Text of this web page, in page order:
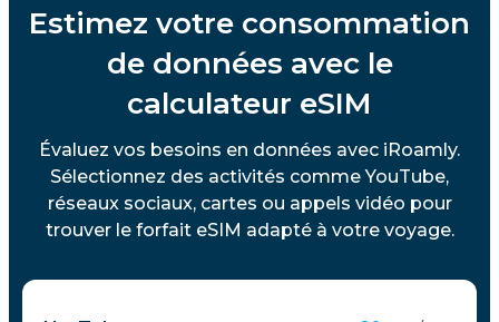
Estimez votre consommation
de données avec le
calculateur eSIM
Évaluez vos besoins en données avec iRoamly.
Sélectionnez des activités comme YouTube,
réseaux sociaux, cartes ou appels vidéo pour
trouver le forfait eSIM adapté à votre voyage.